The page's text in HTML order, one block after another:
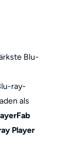
Blu-
ray-
als
Player